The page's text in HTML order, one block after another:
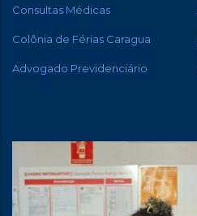
Consultas Médicas
Colônia de Férias Caragua
Advogado Previdenciário